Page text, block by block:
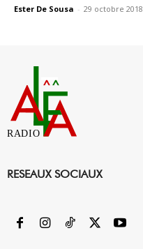
Ester De Sousa - 29 octobre 2018
RADIO
RESEAUX SOCIAUX